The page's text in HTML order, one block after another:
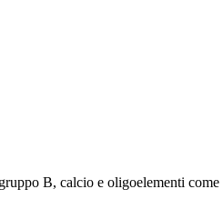
B, calcio e oligoelementi